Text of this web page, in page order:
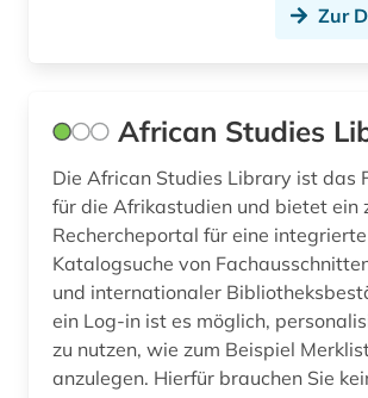
entwicklungszusammenarbeit (2)
entwicklungsökonomie (1)
erinnerung (1)
ernährung (1)
erzählforschung (1)
erzählung (1)
Zur
African Studies
Die African Studies Library ist das
für die Afrikastudien und bietet ein
Rechercheportal für eine integrierte
Katalogsuche von
und internationaler
ein Log-in ist es möglich,
zu nutzen, wie zum Beispiel
anzulegen. Hierfür brauchen Sie